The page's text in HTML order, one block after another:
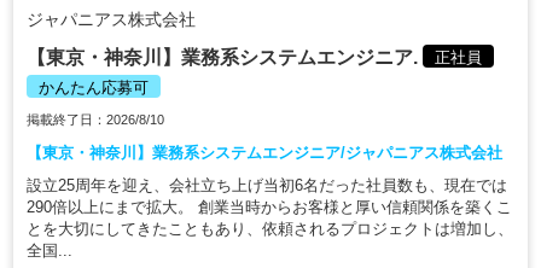
ジャパニアス株式会社
【東京・神奈川】業務系システムエンジニア.
正社員
かんたん応募可
掲載終了日：2026/8/10
【東京・神奈川】業務系システムエンジニア/ジャパニアス株式会社
設立25周年を迎え、会社立ち上げ当初6名だった社員数も、現在では
290倍以上にまで拡大。 創業当時からお客様と厚い信頼関係を築くこ
とを大切にしてきたこともあり、依頼されるプロジェクトは増加し、
全国...